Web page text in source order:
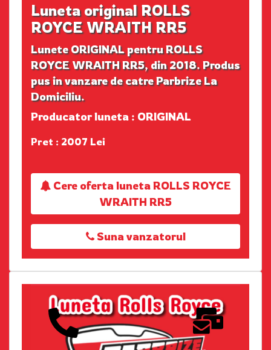
Luneta original ROLLS
ROYCE WRAITH RR5
Lunete ORIGINAL pentru ROLLS
ROYCE WRAITH RR5, din 2018. Produs
pus in vanzare de catre Parbrize La
Domiciliu.
Producator luneta : ORIGINAL
Pret : 2007 Lei
Cere oferta luneta ROLLS ROYCE
WRAITH RR5
Suna vanzatorul